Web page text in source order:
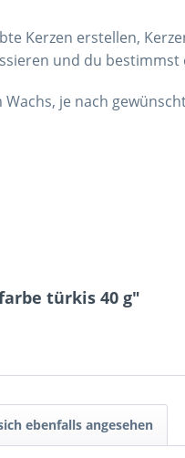
Kerzen erstellen,
und du
Wachs, je nach
türkis 40 g"
ebenfalls angesehen